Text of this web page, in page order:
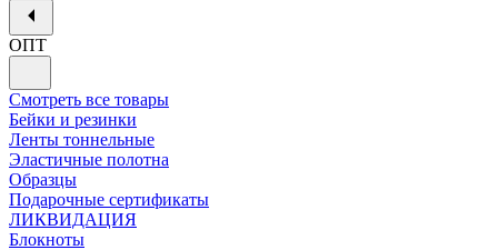
ОПТ
Смотреть все товары
Бейки и резинки
Ленты тоннельные
Эластичные полотна
Образцы
Подарочные сертификаты
ЛИКВИДАЦИЯ
Блокноты